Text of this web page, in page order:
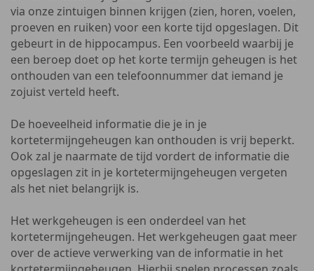
via onze zintuigen binnen krijgen (zien, horen, voelen,
proeven en ruiken) voor een korte tijd opgeslagen. Dit
gebeurt in de hippocampus. Een voorbeeld waarbij je
een beroep doet op het korte termijn geheugen is het
onthouden van een telefoonnummer dat iemand je
zojuist verteld heeft.
De hoeveelheid informatie die je in je
kortetermijngeheugen kan onthouden is vrij beperkt.
Ook zal je naarmate de tijd vordert de informatie die
opgeslagen zit in je kortetermijngeheugen vergeten
als het niet belangrijk is.
Het werkgeheugen is een onderdeel van het
kortetermijngeheugen. Het werkgeheugen gaat meer
over de actieve verwerking van de informatie in het